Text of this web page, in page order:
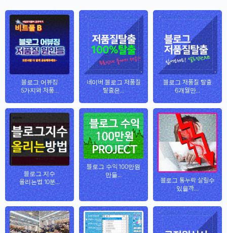
블로그 어뷰징
5가지와 저품...
네이버 블로그 저품질
탈출은...
블로그 저품질 탈출
6개월만...
블로그 지수
올리는법 10분...
블로그 수익 100만원
만들...
블로그 통누락 살릴수
있을까...